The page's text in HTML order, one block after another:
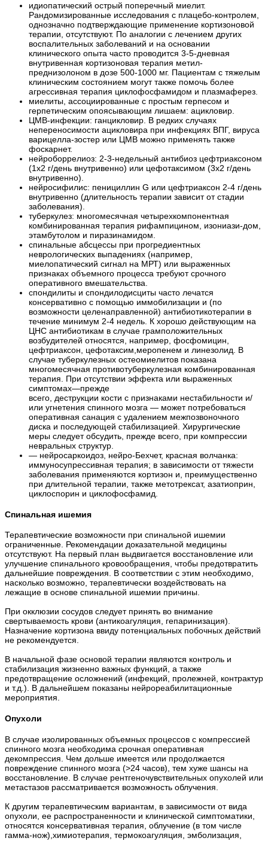
идиопатический острый поперечный миелит.
Рандомизированные исследования с плацебо-контролем,
однозначно подтверждающие применение кортизоновой
терапии, отсутствуют. По аналогии с лечением других
воспалительных заболеваний и на основании
клинического опыта часто проводится 3-5-дневная
внутривенная кортизоновая терапия метил-
преднизолоном в дозе 500-1000 мг. Пациентам с тяжелым
клиническим состоянием могут также помочь более
агрессивная терапия циклофосфамидом и плазмаферез.
миелиты, ассоциированные с простым герпесом и
герпетическим опоясывающим лишаем: ацикловир.
ЦМВ-инфекции: ганцикловир. В редких случаях
непереносимости ацикловира при инфекциях ВПГ, вируса
варицелла-зостер или ЦМВ можно применять также
фоскарнет.
нейроборрелиоз: 2-3-недельный антибиоз цефтриаксоном
(1x2 г/день внутривенно) или цефотаксимом (3x2 г/день
внутривенно).
нейросифилис: пенициллин G или цефтриаксон 2-4 г/день
внутривенно (длительность терапии зависит от стадии
заболевания).
туберкулез: многомесячная четырехкомпонентная
комбинированная терапия рифампицином, изониази-дом,
этамбутолом и пиразинамидом.
спинальные абсцессы при прогредиентных
неврологических выпадениях (например,
миелопатический сигнал на МРТ) или выраженных
признаках объемного процесса требуют срочного
оперативного вмешательства.
спондилиты и спондилодисциты часто лечатся
консервативно с помощью иммобилизации и (по
возможности целенаправленной) антибиотикотерапии в
течение минимум 2-4 недель. К хорошо действующим на
ЦНС антибиотикам в случае грамположительных
возбудителей относятся, например, фосфомицин,
цефтриаксон, цефотаксим,меропенем и линезолид. В
случае туберкулезных остеомиелитов показана
многомесячная противотуберкулезная комбинированная
терапия. При отсутствии эффекта или выраженных
симптомах—прежде
всего, деструкции кости с признаками нестабильности и/
или угнетения спинного мозга — может потребоваться
оперативная санация с удалением межпозвоночного
диска и последующей стабилизацией. Хирургические
меры следует обсудить, прежде всего, при компрессии
невральных структур.
— нейросаркоидоз, нейро-Бехчет, красная волчанка:
иммуносупрессивная терапия; в зависимости от тяжести
заболевания применяются кортизон и, преимущественно
при длительной терапии, также метотрексат, азатиоприн,
циклоспорин и циклофосфамид.
Спинальная ишемия
Терапевтические возможности при спинальной ишемии
ограниченные. Рекомендации доказательной медицины
отсутствуют. На первый план выдвигается восстановление или
улучшение спинального кровообращения, чтобы предотвратить
дальнейшие повреждения. В соответствии с этим необходимо,
насколько возможно, терапевтически воздействовать на
лежащие в основе спинальной ишемии причины.
При окклюзии сосудов следует принять во внимание
свертываемость крови (антикоагуляция, гепаринизация).
Назначение кортизона ввиду потенциальных побочных действий
не рекомендуется.
В начальной фазе основой терапии являются контроль и
стабилизация жизненно важных функций, а также
предотвращение осложнений (инфекций, пролежней, контрактур
и т.д.). В дальнейшем показаны нейрореабилитационные
мероприятия.
Опухоли
В случае изолированных объемных процессов с компрессией
спинного мозга необходима срочная оперативная
декомпрессия. Чем дольше имеется или продолжается
повреждение спинного мозга (>24 часов), тем хуже шансы на
восстановление. В случае рентгеночувствительных опухолей или
метастазов рассматривается возможность облучения.
К другим терапевтическим вариантам, в зависимости от вида
опухоли, ее распространенности и клинической симптоматики,
относятся консервативная терапия, облучение (в том числе
гамма-нож),химиотерапия, термокоагуляция, эмболизация,